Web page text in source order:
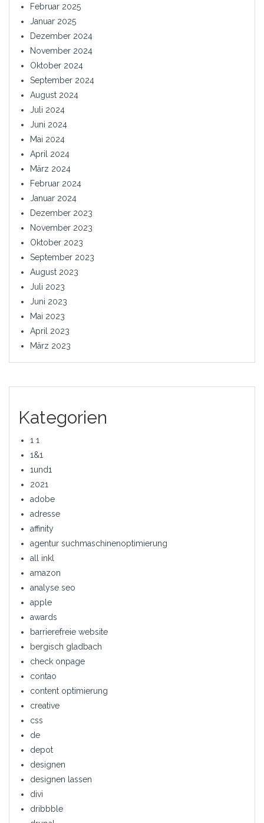
Februar 2025
Januar 2025
Dezember 2024
November 2024
Oktober 2024
September 2024
August 2024
Juli 2024
Juni 2024
Mai 2024
April 2024
März 2024
Februar 2024
Januar 2024
Dezember 2023
November 2023
Oktober 2023
September 2023
August 2023
Juli 2023
Juni 2023
Mai 2023
April 2023
März 2023
Kategorien
1 1
1&1
1und1
2021
adobe
adresse
affinity
agentur suchmaschinenoptimierung
all inkl
amazon
analyse seo
apple
awards
barrierefreie website
bergisch gladbach
check onpage
contao
content optimierung
creative
css
de
depot
designen
designen lassen
divi
dribbble